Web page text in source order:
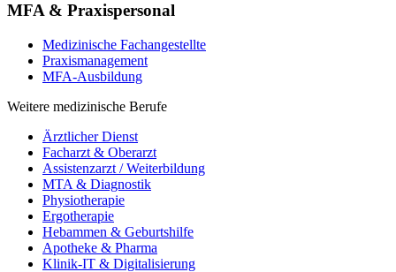
MFA & Praxispersonal
Medizinische Fachangestellte
Praxismanagement
MFA-Ausbildung
Weitere medizinische Berufe
Ärztlicher Dienst
Facharzt & Oberarzt
Assistenzarzt / Weiterbildung
MTA & Diagnostik
Physiotherapie
Ergotherapie
Hebammen & Geburtshilfe
Apotheke & Pharma
Klinik-IT & Digitalisierung